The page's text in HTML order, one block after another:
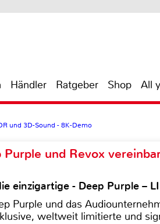
Händler Ratgeber Shop All
und 3D-Sound - 8K-Demo
und Revox
einzigartige - Deep Purple –
Purple und das
weltweit limitierte und